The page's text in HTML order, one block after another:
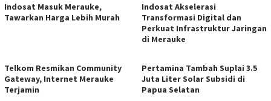
Indosat Masuk Merauke,
Tawarkan Harga Lebih Murah
Indosat Akselerasi
Transformasi Digital dan
Perkuat Infrastruktur Jaringan
di Merauke
Telkom Resmikan Community
Gateway, Internet Merauke
Terjamin
Pertamina Tambah Suplai 3.5
Juta Liter Solar Subsidi di
Papua Selatan